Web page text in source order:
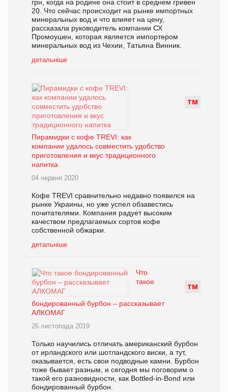
грн, когда на родине она стоит в среднем гривен
20. Что сейчас происходит на рынке импортных
минеральных вод и что влияет на цену,
рассказала руководитель компании СХ
Промоушен, которая является импортером
минеральных вод из Чехии, Татьяна Винник.
детальніше
ТМ
Пирамидки с кофе TREVI: как
компании удалось совместить удобство
приготовления и вкус традиционного
напитка
04 червня 2020
Кофе TREVI сравнительно недавно появился на
рынке Украины, но уже успел обзавестись
почитателями. Компания радует высоким
качеством предлагаемых сортов кофе
собственной обжарки.
детальніше
ТМ
Что
такое
бондированный бурбон – рассказывает
АЛКОМАГ
26 листопада 2019
Только научились отличать американский бурбон
от ирландского или шотландского виски, а тут,
оказывается, есть свои подводные камни. Бурбон
тоже бывает разным, и сегодня мы поговорим о
такой его разновидности, как Bottled-in-Bond или
бондированный бурбон.